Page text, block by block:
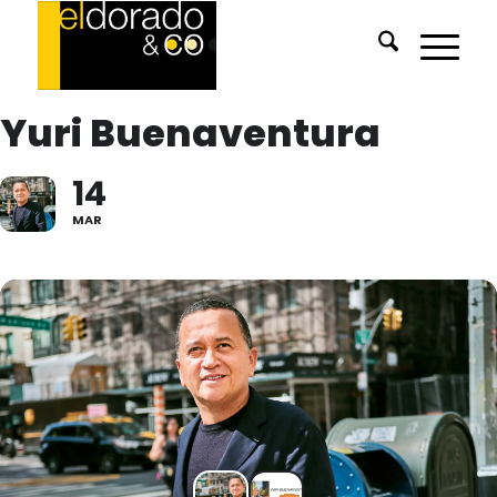
Yuri Buenaventura
14
MAR